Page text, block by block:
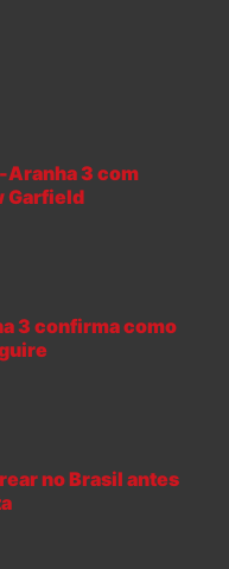
Aranha 3 com
Garfield
3 confirma como
no Brasil antes